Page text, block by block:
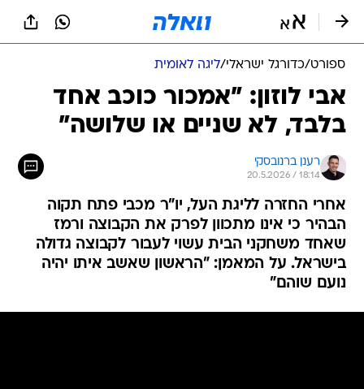
ספורט/כדורגל ישראלי/ליגה לאומית
אבי לוזון: "אמכור כוכב אחד
בלבד, לא שניים או שלושה"
רענן ברנובסקי
20.5.2026 / 18:14
אחרי החזרה לליגת העל, יו"ר מכבי פתח תקוה
הבהיר כי אינו מתכוון לפרק את הקבוצה ורמז
שאחד משחקני הבית עשוי לעבור לקבוצה גדולה
בישראל. על המאמן: "הראשון שאשב איתו יהיה
נועם שוהם"